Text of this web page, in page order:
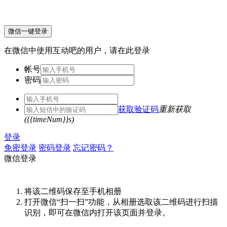
微信一键登录
在微信中使用互动吧的用户，请在此登录
帐号
密码
获取验证码重新获取
({{timeNum}}s)
登录
免密登录 密码登录 忘记密码？
微信登录
将该二维码保存至手机相册
打开微信“扫一扫”功能，从相册选取该二维码进行扫描
识别，即可在微信内打开该页面并登录。